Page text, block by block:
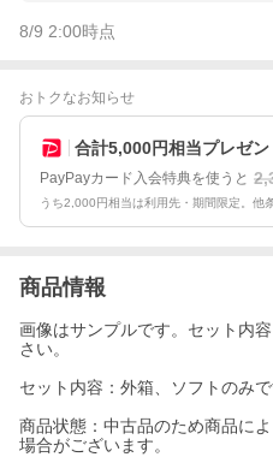
8/9 2:00時点
おトクなお知らせ
合計5,000円相当プレゼン
PayPayカード入会特典を使うと
うち2,000円相当は利用先・期間限定。他
商品情報
画像はサンプルです。セット内
さい。
セット内容：外箱、ソフトのみ
商品状態：中古品のため商品に
場合がございます。